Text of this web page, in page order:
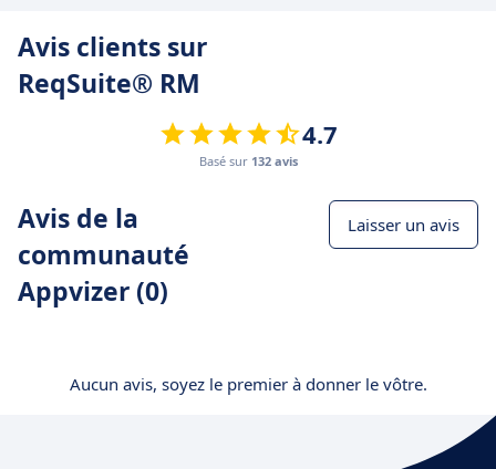
Avis clients sur
ReqSuite® RM
4.7
Basé sur 132 avis
Avis de la
communauté
Appvizer (0)
Laisser un avis
Aucun avis, soyez le premier à donner le vôtre.